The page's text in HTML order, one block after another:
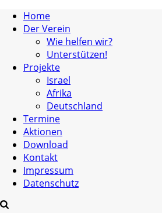
Home
Der Verein
Wie helfen wir?
Unterstützen!
Projekte
Israel
Afrika
Deutschland
Termine
Aktionen
Download
Kontakt
Impressum
Datenschutz